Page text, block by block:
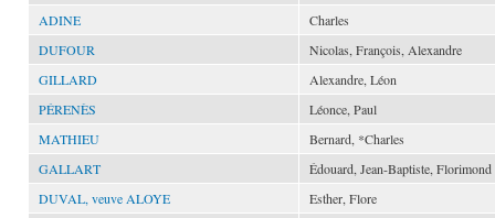
ADINE
Charles
DUFOUR
Nicolas, François, Alexandre
GILLARD
Alexandre, Léon
PÉRENÈS
Léonce, Paul
MATHIEU
Bernard, *Charles
GALLART
Édouard, Jean-Baptiste, Florimond
DUVAL, veuve ALOYE
Esther, Flore